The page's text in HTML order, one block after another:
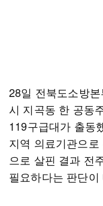
28일 전북도소방
시 지곡동 한 공동
119구급대가 출동
지역 의료기관으
으로 살핀 결과 전
필요하다는 판단이